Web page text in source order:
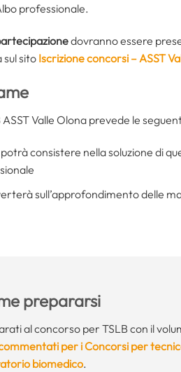
professionale.
dovranno essere
sitoIscrizione concorsi – ASST
Valle Olona prevede le
consistere nella soluzione di
sull’approfondimento delle
prepararsi
al concorso per TSLB con il
per i Concorsi per
biomedico.